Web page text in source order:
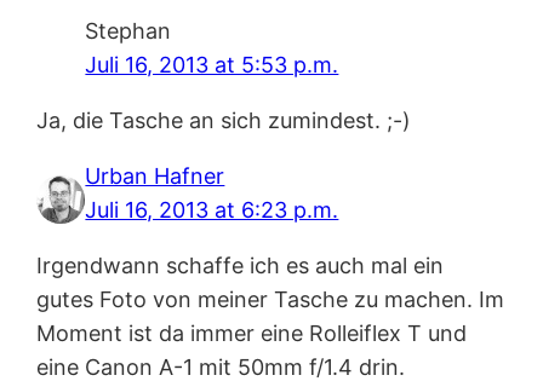
Stephan
Juli 16, 2013 at 5:53 p.m.
Ja, die Tasche an sich zumindest. ;-)
Urban Hafner
Juli 16, 2013 at 6:23 p.m.
Irgendwann schaffe ich es auch mal ein
gutes Foto von meiner Tasche zu machen. Im
Moment ist da immer eine Rolleiflex T und
eine Canon A-1 mit 50mm f/1.4 drin.